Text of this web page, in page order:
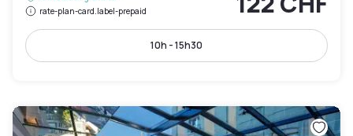
rate-plan-card.label-prepaid
10h - 15h30